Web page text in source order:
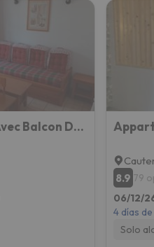
Agréable Appartement Avec Balcon Dans Résidence Calme
8.9 79
06/12/
4 días
Solo